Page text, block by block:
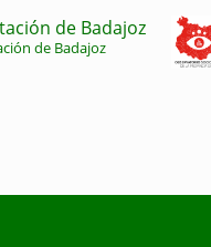
de Badajoz
de Badajoz